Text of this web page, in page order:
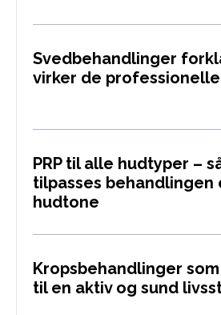
Svedbehandlinger
virker de
PRP til alle hudtyper –
tilpasses behandlingen
hudtone
Kropsbehandlinger
til en aktiv og sund